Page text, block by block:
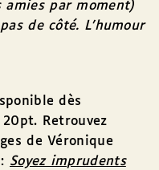
amies par moment)
de côté. L’humour
dès
Retrouvez
de Véronique
Soyez imprudents